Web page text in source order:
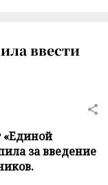
ввести
«Единой
за введение